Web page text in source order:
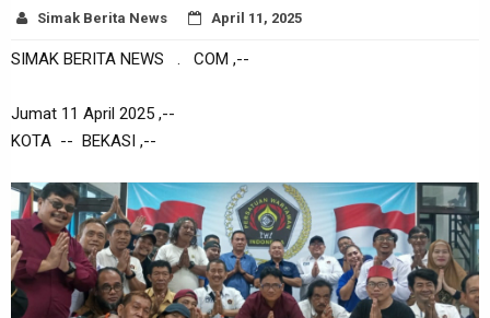
Simak Berita News April 11, 2025
SIMAK BERITA NEWS . COM ,--
Jumat 11 April 2025 ,--
KOTA -- BEKASI ,--